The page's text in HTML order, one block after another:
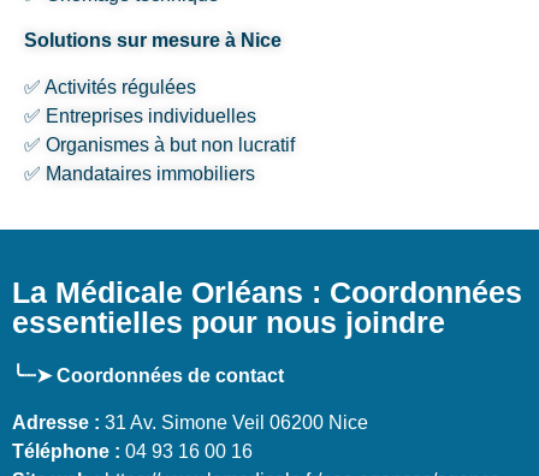
Solutions sur mesure à Nice
✅ Activités régulées
✅ Entreprises individuelles
✅ Organismes à but non lucratif
✅ Mandataires immobiliers
La Médicale Orléans : Coordonnées
essentielles pour nous joindre
╰┈➤ Coordonnées de contact
Adresse : 31 Av. Simone Veil 06200 Nice
Téléphone : 04 93 16 00 16